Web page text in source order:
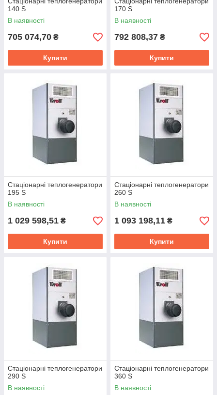
140 S
В наявності
705 074,70 ₴
Купити
170 S
В наявності
792 808,37 ₴
Купити
Стаціонарні теплогенератори
195 S
В наявності
1 029 598,51 ₴
Купити
Стаціонарні теплогенератори
260 S
В наявності
1 093 198,11 ₴
Купити
Стаціонарні теплогенератори
290 S
В наявності
Стаціонарні теплогенератори
360 S
В наявності